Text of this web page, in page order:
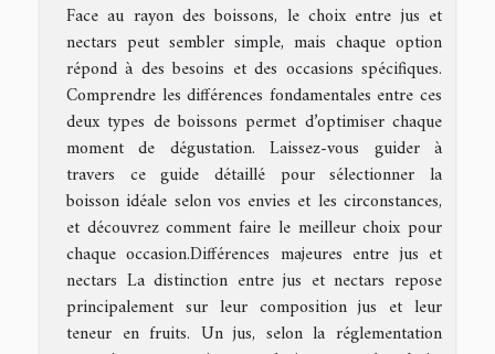
Face au rayon des boissons, le choix entre jus et
nectars peut sembler simple, mais chaque option
répond à des besoins et des occasions spécifiques.
Comprendre les différences fondamentales entre ces
deux types de boissons permet d’optimiser chaque
moment de dégustation. Laissez-vous guider à
travers ce guide détaillé pour sélectionner la
boisson idéale selon vos envies et les circonstances,
et découvrez comment faire le meilleur choix pour
chaque occasion.Différences majeures entre jus et
nectars La distinction entre jus et nectars repose
principalement sur leur composition jus et leur
teneur en fruits. Un jus, selon la réglementation